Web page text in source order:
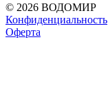
© 2026 ВОДОМИР
Конфиденциальность
Оферта